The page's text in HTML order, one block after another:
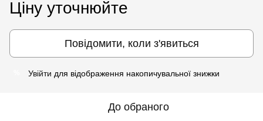
Ціну уточнюйте
Повідомити, коли з'явиться
Увійти для відображення накопичувальної знижки
До обраного